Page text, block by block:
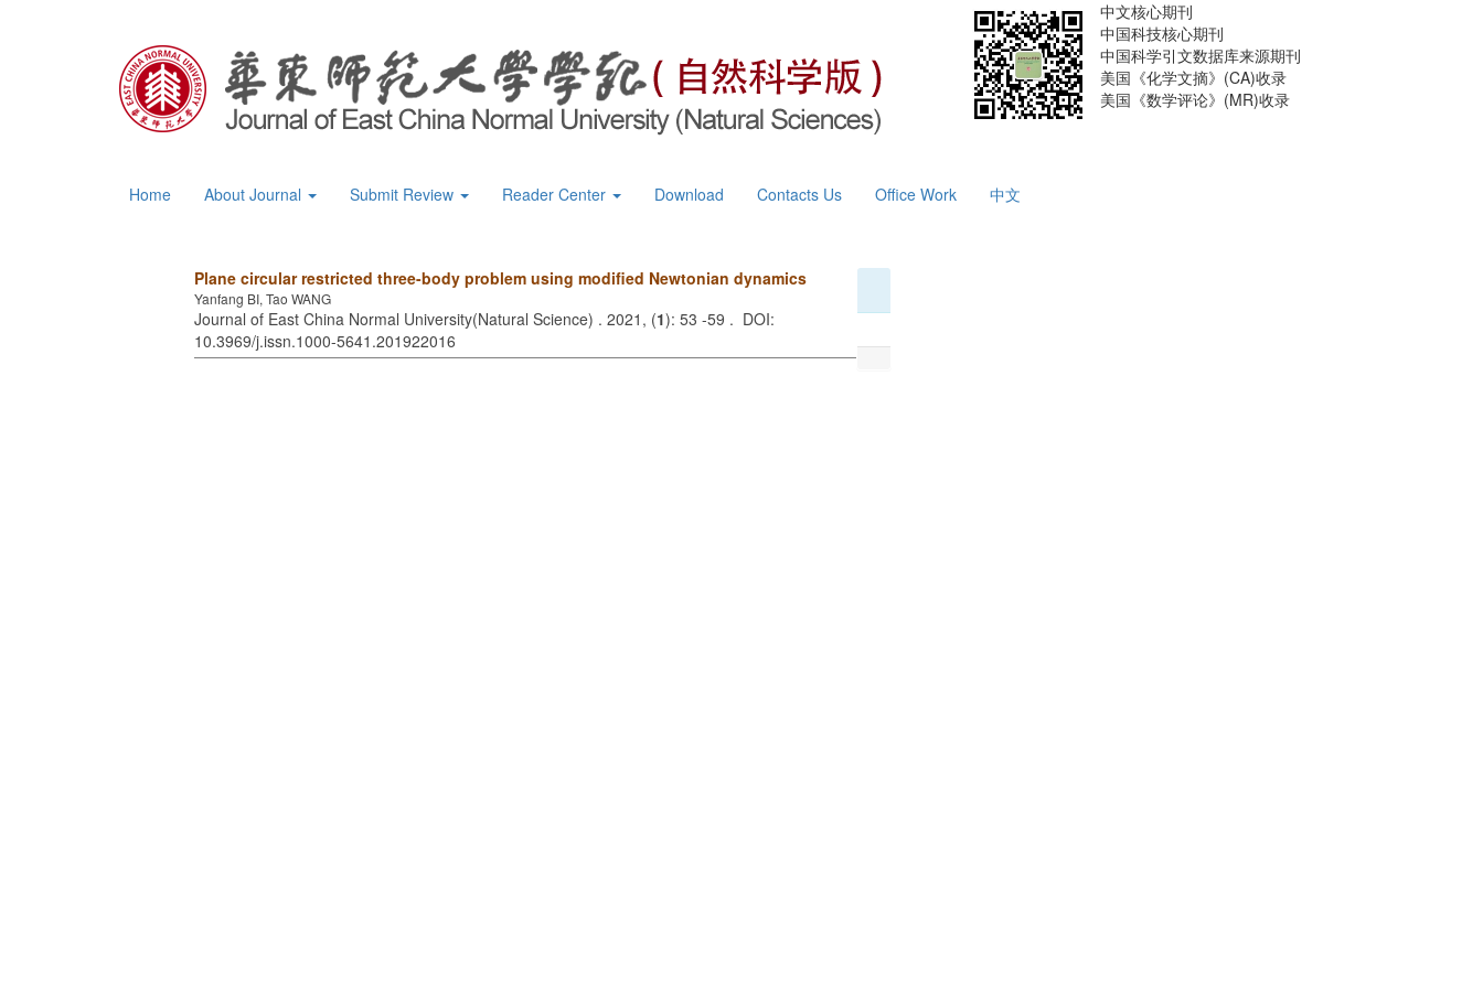
中文核心期刊
中国科技核心期刊
中国科学引文数据库来源期刊
美国《化学文摘》(CA)收录
美国《数学评论》(MR)收录
Home About Journal Submit Review Reader Center Download Contacts Us Office Work 中文
Plane circular restricted three-body problem using modified Newtonian dynamics
Yanfang BI, Tao WANG
Journal of East China Normal University(Natural Science) . 2021, (1): 53 -59 . DOI:
10.3969/j.issn.1000-5641.201922016